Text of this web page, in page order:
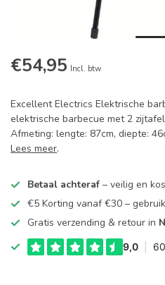
€54,95 Incl. btw
Excellent Electrics Elektrische
elektrische barbecue met 2
Afmeting: lengte: 87cm, diepte:
Lees meer.
Betaal achteraf – veilig en
€5 Korting vanaf €30 –
Gratis verzending & retour in